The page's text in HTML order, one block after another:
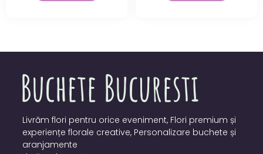
Livrăm flori pentru orice eveniment, Flori premium și
experiențe florale creative, Personalizare buchete și
aranjamente